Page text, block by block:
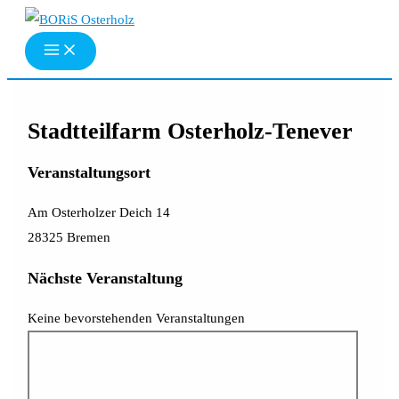
Zum
Inhalt
springen
Stadtteilfarm Osterholz-Tenever
Veranstaltungsort
Am Osterholzer Deich 14
28325 Bremen
Nächste Veranstaltung
Keine bevorstehenden Veranstaltungen